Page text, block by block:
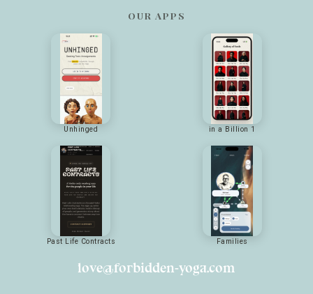
OUR APPS
1 in a Billion
Unhinged
Families
Past Life Contracts
love@forbidden-yoga.com